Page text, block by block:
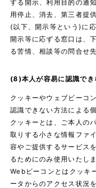
する開示、利用目的の通
用停止、消去、第三者提
(以下、開示等という)に応
開示等に応ずる窓口は、
る苦情、相談等の問合せ
(8)本人が容易に認識で
クッキーやウェブビーコ
認識できない方法による
クッキーとは、ご本人の
取りする小さな情報ファ
容やご提供するサービス
るためにのみ使用いたしま
Webビーコンとはクッキ
ータからのアクセス状況